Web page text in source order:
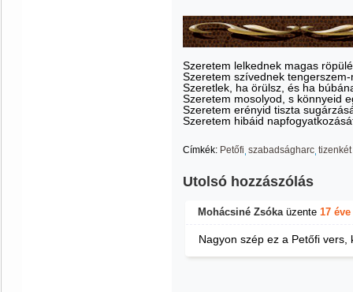
Szeretem lelkednek magas
Szeretem szívednek
Szeretlek, ha örülsz, és ha
Szeretem mosolyod, s könnyeid
Szeretem erényid tiszta
Szeretem hibáid
Címkék: Petőfi szabadságharc
Utolsó hozzászólás
Mohácsiné Zsóka üzente 17 éve
Nagyon szép ez a Petőfi